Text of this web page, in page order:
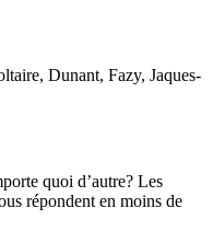
Dunant, Fazy, Jaques-
quoi d’autre? Les
répondent en moins de